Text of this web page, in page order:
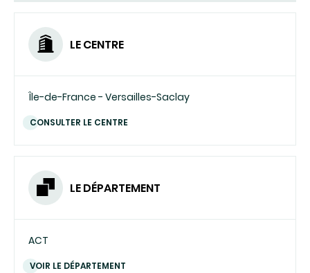
LE CENTRE
Île-de-France - Versailles-Saclay
CONSULTER LE CENTRE
LE DÉPARTEMENT
ACT
VOIR LE DÉPARTEMENT